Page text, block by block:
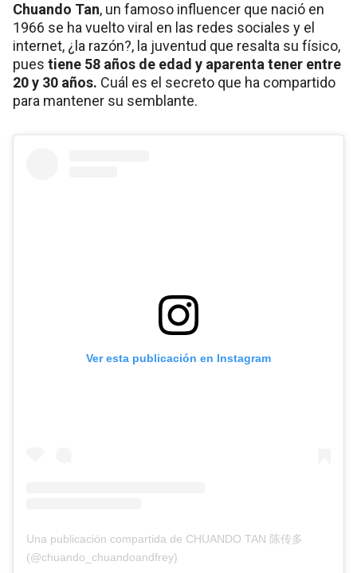
Chuando Tan, un famoso influencer que nació en
1966 se ha vuelto viral en las redes sociales y el
internet, ¿la razón?, la juventud que resalta su físico,
pues tiene 58 años de edad y aparenta tener entre
20 y 30 años. Cuál es el secreto que ha compartido
para mantener su semblante.
Ver esta publicación en Instagram
Una publicación compartida de CHUANDO TAN 陈传多
(@chuando_chuandoandfrey)